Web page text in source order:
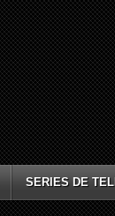
SERIES DE